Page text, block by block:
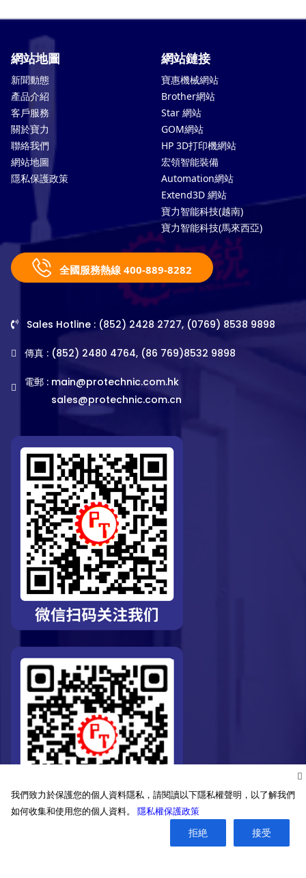
網站地圖
新聞動態
產品介紹
客戶服務
關於寶力
聯絡我們
網站地圖
隱私保護政策
網站鏈接
寶惠機械網站
Brother網站
Star 網站
GOM網站
HP 3D打印機網站
宏領智能裝備
Automation網站
Extend3D 網站
寶力智能科技(越南)
寶力智能科技(馬來西亞)
全國服務熱線 400-889-8282
Sales Hotline : (852) 2428 2727, (0769) 8538 9898
傳真 : (852) 2480 4764, (86 769)8532 9898
電郵 : main@protechnic.com.hk
sales@protechnic.com.cn
我們致力於保護您的個人資料隱私，請閱讀以下隱私權聲明，以了解我們
如何收集和使用您的個人資料。 隱私權保護政策
拒絶 接受